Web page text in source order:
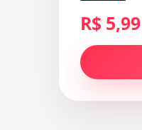
R$ 5,99